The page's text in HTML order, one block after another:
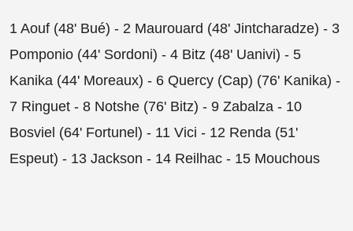
1 Aouf (48' Bué) - 2 Maurouard (48' Jintcharadze) - 3
Pomponio (44' Sordoni) - 4 Bitz (48' Uanivi) - 5
Kanika (44' Moreaux) - 6 Quercy (Cap) (76' Kanika) -
7 Ringuet - 8 Notshe (76' Bitz) - 9 Zabalza - 10
Bosviel (64' Fortunel) - 11 Vici - 12 Renda (51'
Espeut) - 13 Jackson - 14 Reilhac - 15 Mouchous